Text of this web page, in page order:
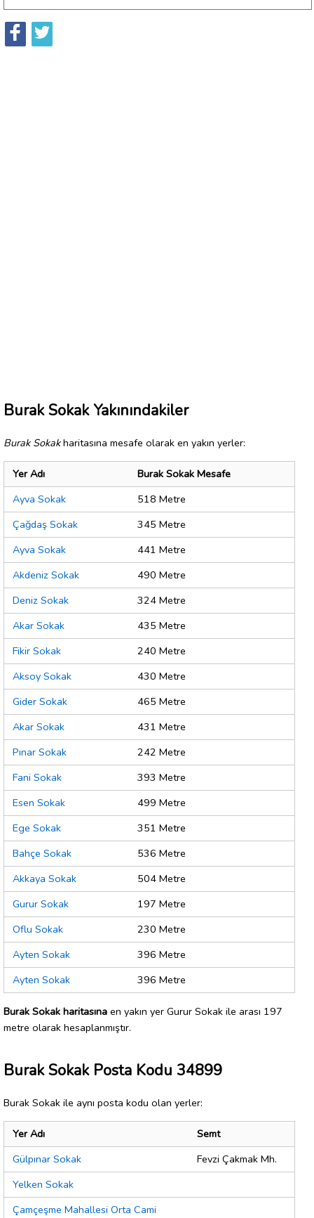
Burak Sokak Yakınındakiler
Burak Sokakharitasına mesafe olarak en yakın yerler:
Yer Adı
Burak Sokak Mesafe
Ayva Sokak
518 Metre
Çağdaş Sokak
345 Metre
Ayva Sokak
441 Metre
Akdeniz Sokak
490 Metre
Deniz Sokak
324 Metre
Akar Sokak
435 Metre
Fikir Sokak
240 Metre
Aksoy Sokak
430 Metre
Gider Sokak
465 Metre
Akar Sokak
431 Metre
Pınar Sokak
242 Metre
Fani Sokak
393 Metre
Esen Sokak
499 Metre
Ege Sokak
351 Metre
Bahçe Sokak
536 Metre
Akkaya Sokak
504 Metre
Gurur Sokak
197 Metre
Oflu Sokak
230 Metre
Ayten Sokak
396 Metre
Ayten Sokak
396 Metre
Burak Sokak haritasına en yakın yer Gurur Sokak ile arası 197
metre olarak hesaplanmıştır.
Burak Sokak Posta Kodu 34899
Burak Sokak ile aynı posta kodu olan yerler:
Yer Adı
Semt
Gülpınar Sokak
Fevzi Çakmak Mh.
Yelken Sokak
Çamçeşme Mahallesi Orta Cami